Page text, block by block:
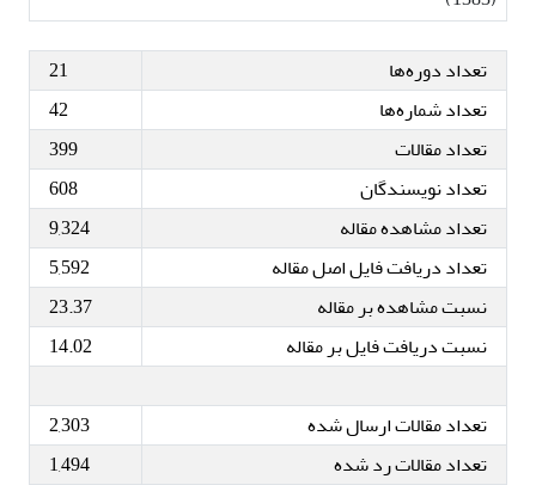
تعداد دوره‌ها
21
تعداد شماره‌ها
42
تعداد مقالات
399
تعداد نویسندگان
608
تعداد مشاهده مقاله
9,324
تعداد دریافت فایل اصل مقاله
5,592
نسبت مشاهده بر مقاله
23.37
نسبت دریافت فایل بر مقاله
14.02
تعداد مقالات ارسال شده
2,303
تعداد مقالات رد شده
1,494